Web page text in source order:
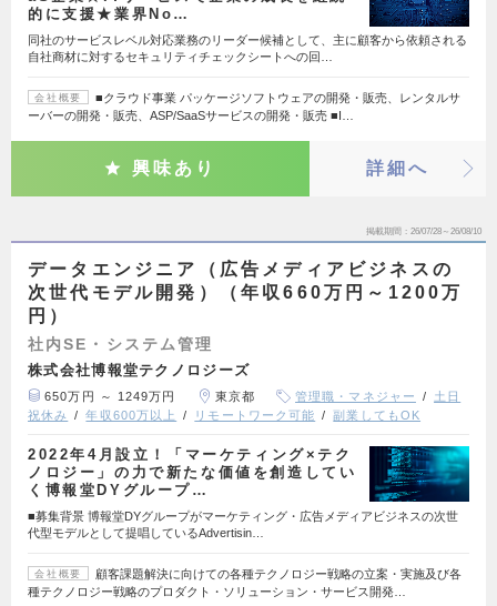
的に支援★業界No…
同社のサービスレベル対応業務のリーダー候補として、主に顧客から依頼される
自社商材に対するセキュリティチェックシートへの回…
会社概要
■クラウド事業 パッケージソフトウェアの開発・販売、レンタルサ
ーバーの開発・販売、ASP/SaaSサービスの開発・販売 ■I…
興味あり 詳細へ
掲載期間 26/07/28～26/08/10
データエンジニア（広告メディアビジネスの
次世代モデル開発）（年収660万円～1200万
円）
社内SE・システム管理
株式会社博報堂テクノロジーズ
650万円 ～ 1249万円 東京都 管理職・マネジャー
土日
祝休み
年収600万以上 リモートワーク可能 副業してもOK
2022年4月設立！「マーケティング×テク
ノロジー」の力で新たな価値を創造してい
く博報堂DYグループ…
■募集背景 博報堂DYグループがマーケティング・広告メディアビジネスの次世
代型モデルとして提唱しているAdvertisin…
会社概要
顧客課題解決に向けての各種テクノロジー戦略の立案・実施及び各
種テクノロジー戦略のプロダクト・ソリューション・サービス開発…